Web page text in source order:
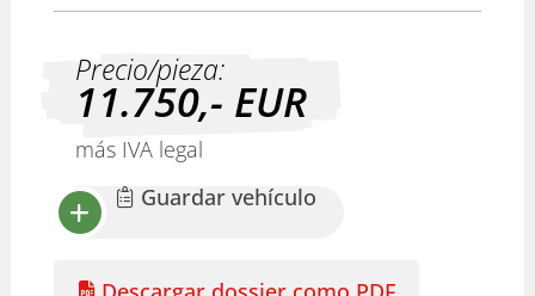
Precio/pieza:
11.750,- EUR
más IVA legal
Guardar vehículo